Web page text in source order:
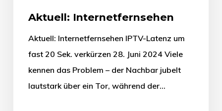
Aktuell: Internetfernsehen
Aktuell: Internetfernsehen IPTV-Latenz um
fast 20 Sek. verkürzen 28. Juni 2024 Viele
kennen das Problem – der Nachbar jubelt
lautstark über ein Tor, während der…